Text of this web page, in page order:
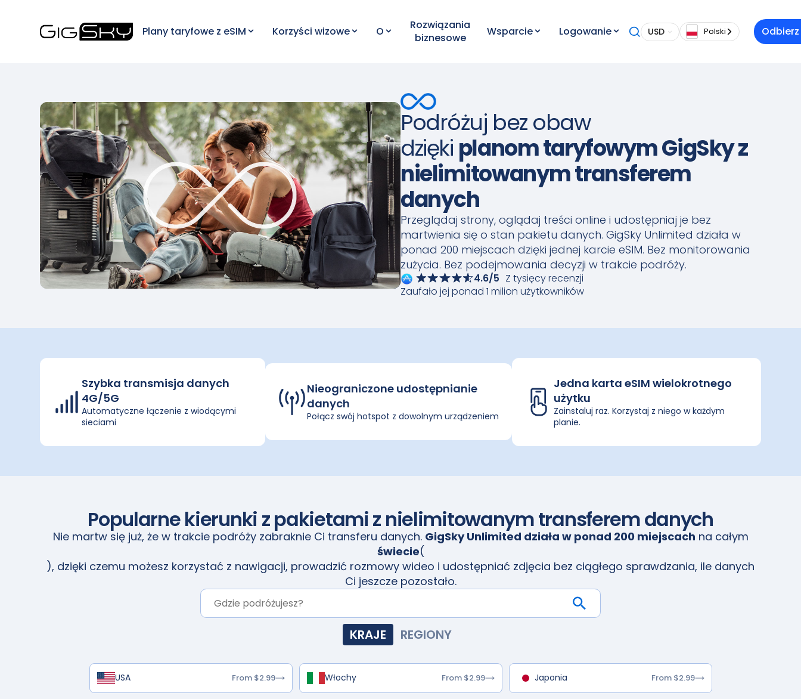
Plany taryfowe z eSIM Korzyści wizowe O
Rozwiązania
biznesowe
Wsparcie Logowanie USD Polski
Podróżuj bez obaw
dzięki planom taryfowym GigSky z
nielimitowanym transferem
danych
Przeglądaj strony, oglądaj treści online i udostępniaj je bez
martwienia się o stan pakietu danych. GigSky Unlimited działa w
ponad 200 miejscach dzięki jednej karcie eSIM. Bez monitorowania
zużycia. Bez podejmowania decyzji w trakcie podróży.
4.6/5 Z tysięcy recenzji
Zaufało jej ponad 1 milion użytkowników
Szybka transmisja danych
4G/5G
Automatyczne łączenie z wiodącymi
sieciami
Nieograniczone udostępnianie
danych
Połącz swój hotspot z dowolnym urządzeniem
Jedna karta eSIM wielokrotnego
użytku
Zainstaluj raz. Korzystaj z niego w każdym
planie.
Popularne kierunki z pakietami z nielimitowanym transferem danych
Nie martw się już, że w trakcie podróży zabraknie Ci transferu danych. GigSky Unlimited działa w ponad 200 miejscach na całym
świecie(
), dzięki czemu możesz korzystać z nawigacji, prowadzić rozmowy wideo i udostępniać zdjęcia bez ciągłego sprawdzania, ile danych
Ci jeszcze pozostało.
KRAJE REGIONY
USA From $2.99 Włochy From $2.99 Japonia From $2.99